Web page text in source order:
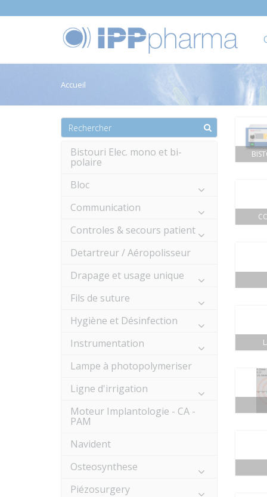
Accueil
Bistouri Elec. mono et bi-
polaire
Bloc
Communication
Controles & secours patient
Detartreur / Aéropolisseur
Drapage et usage unique
Fils de suture
Hygiène et Désinfection
Instrumentation
Lampe à photopolymeriser
Ligne d'irrigation
Moteur Implantologie - CA -
PAM
Navident
Osteosynthese
Piézosurgery